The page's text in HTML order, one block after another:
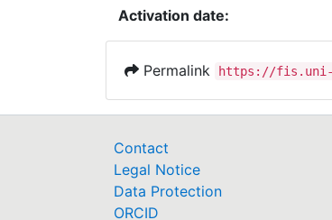
Activation date:
Permalink https://fis.uni-
Contact
Legal Notice
Data Protection
ORCID